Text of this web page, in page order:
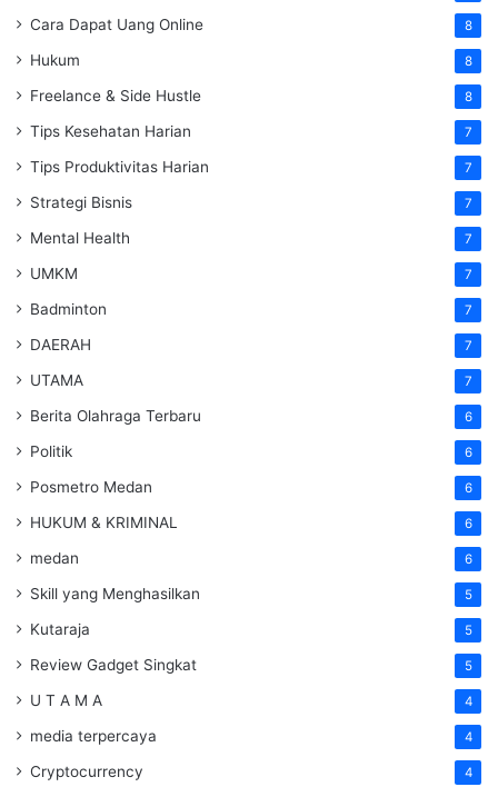
Cara Dapat Uang Online 8
Hukum 8
Freelance & Side Hustle 8
Tips Kesehatan Harian 7
Tips Produktivitas Harian 7
Strategi Bisnis 7
Mental Health 7
UMKM 7
Badminton 7
DAERAH 7
UTAMA 7
Berita Olahraga Terbaru 6
Politik 6
Posmetro Medan 6
HUKUM & KRIMINAL 6
medan 6
Skill yang Menghasilkan 5
Kutaraja 5
Review Gadget Singkat 5
U T A M A 4
media terpercaya 4
Cryptocurrency 4